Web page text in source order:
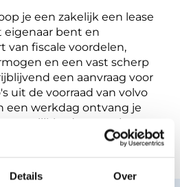
Details Over
je een zakelijk een lease
eigenaar bent en
fiscale voordelen,
en een vast scherp
een aanvraag voor
uit de voorraad van volvo
werkdag ontvang je
voor jouw